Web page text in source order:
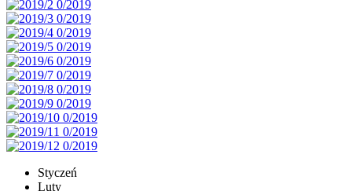
Styczeń
Luty